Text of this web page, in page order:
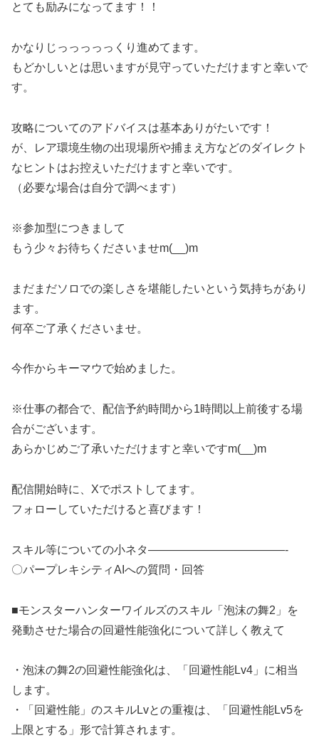
とても励みになってます！！
かなりじっっっっっくり進めてます。
もどかしいとは思いますが見守っていただけますと幸いで
す。
攻略についてのアドバイスは基本ありがたいです！
が、レア環境生物の出現場所や捕まえ方などのダイレクト
なヒントはお控えいただけますと幸いです。
（必要な場合は自分で調べます）
※参加型につきまして
もう少々お待ちくださいませm(__)m
まだまだソロでの楽しさを堪能したいという気持ちがあり
ます。
何卒ご了承くださいませ。
今作からキーマウで始めました。
※仕事の都合で、配信予約時間から1時間以上前後する場
合がございます。
あらかじめご了承いただけますと幸いですm(__)m
配信開始時に、Xでポストしてます。
フォローしていただけると喜びます！
スキル等についての小ネタ————————————-
〇パープレキシティAIへの質問・回答
■モンスターハンターワイルズのスキル「泡沫の舞2」を
発動させた場合の回避性能強化について詳しく教えて
・泡沫の舞2の回避性能強化は、「回避性能Lv4」に相当
します。
・「回避性能」のスキルLvとの重複は、「回避性能Lv5を
上限とする」形で計算されます。